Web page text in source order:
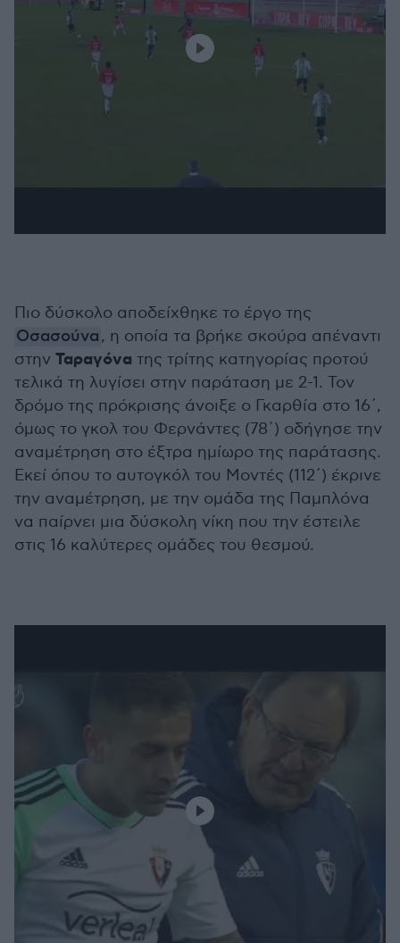
Πιο δύσκολο αποδείχθηκε το έργο της
Οσασούνα, η οποία τα βρήκε σκούρα απέναντι
στην Ταραγόνα της τρίτης κατηγορίας προτού
τελικά τη λυγίσει στην παράταση με 2-1. Τον
δρόμο της πρόκρισης άνοιξε ο Γκαρθία στο 16΄,
όμως το γκολ του Φερνάντες (78΄) οδήγησε την
αναμέτρηση στο έξτρα ημίωρο της παράτασης.
Εκεί όπου το αυτογκόλ του Μοντές (112΄) έκρινε
την αναμέτρηση, με την ομάδα της Παμπλόνα
να παίρνει μια δύσκολη νίκη που την έστειλε
στις 16 καλύτερες ομάδες του θεσμού.